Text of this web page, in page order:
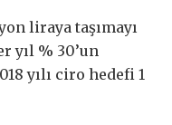
liraya taşımayı
yıl % 30’un
yılı ciro hedefi 1